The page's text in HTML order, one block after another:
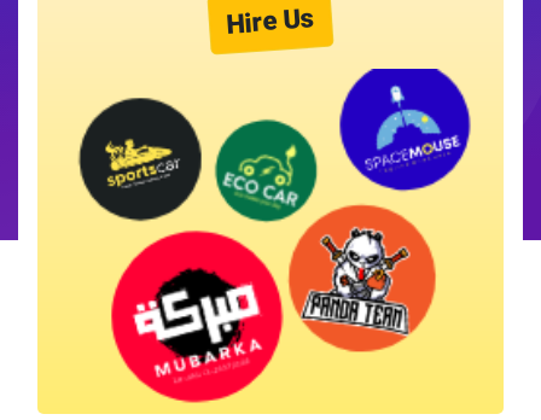
Hire Us